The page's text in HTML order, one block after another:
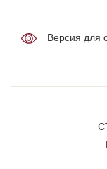
Версия для